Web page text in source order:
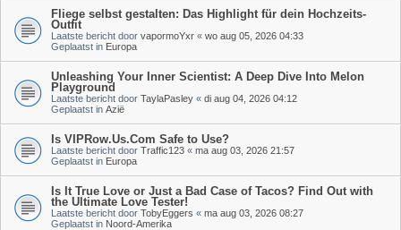
Fliege selbst gestalten: Das Highlight für dein Hochzeits-
Outfit
Laatste bericht door vapormoYxr « wo aug 05, 2026 04:33
Geplaatst in Europa
Unleashing Your Inner Scientist: A Deep Dive Into Melon
Playground
Laatste bericht door TaylaPasley « di aug 04, 2026 04:12
Geplaatst in Azië
Is VIPRow.Us.Com Safe to Use?
Laatste bericht door Traffic123 « ma aug 03, 2026 21:57
Geplaatst in Europa
Is It True Love or Just a Bad Case of Tacos? Find Out with
the Ultimate Love Tester!
Laatste bericht door TobyEggers « ma aug 03, 2026 08:27
Geplaatst in Noord-Amerika